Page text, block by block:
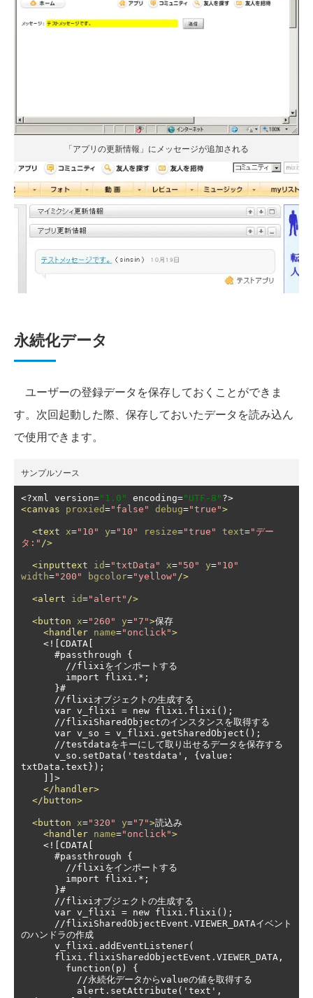
「アプリの更新情報」にメッセージが追加される
永続化データ
ユーザーの登録データを保存しておくことができま
す。次回起動した際、保存しておいたデータを読み込ん
で使用できます。
サンプルソース
<?xml version="1.0" encoding="UTF-8" ?>
<canvas
proxied="false" debug="true">
<text x="10" y="10" resize="true" text="デー
タ:" />
<inputtext id="txtData" x="50" y="10"
width="200" bgcolor="yellow" />
<alert id="alert" />
<button x="260" y="7">保存
<handler name="onclick">
txtData.text});
</handler>
</button>
<button x="320" y="7">読込み
<handler name="onclick">
のハンドラの作成